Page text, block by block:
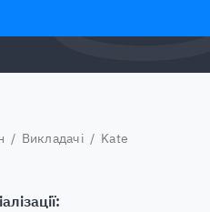
/ Викладачі / Kate